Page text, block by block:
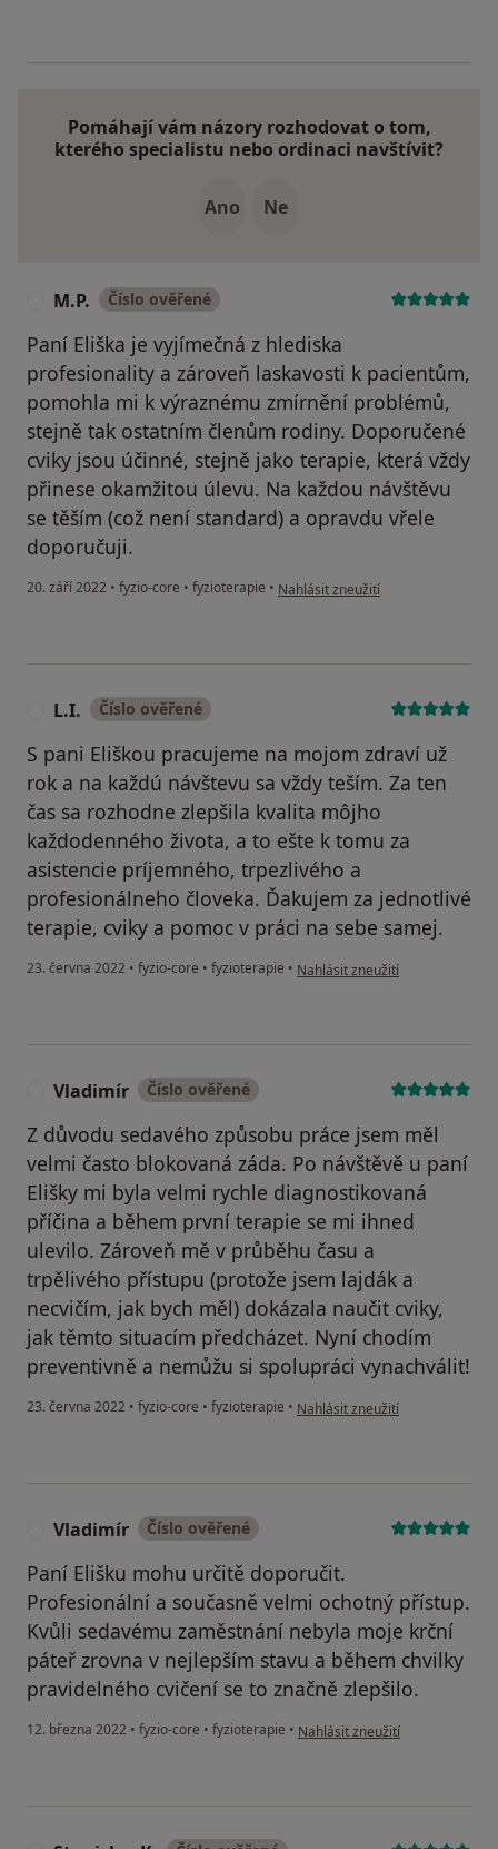
Pomáhají vám názory rozhodovat o tom,
kterého specialistu nebo ordinaci navštívit?
Ano Ne
M.P. Číslo ověřené
Paní Eliška je vyjímečná z hlediska
profesionality a zároveň laskavosti k pacientům,
pomohla mi k výraznému zmírnění problémů,
stejně tak ostatním členům rodiny. Doporučené
cviky jsou účinné, stejně jako terapie, která vždy
přinese okamžitou úlevu. Na každou návštěvu
se těším (což není standard) a opravdu vřele
doporučuji.
20. září 2022 • fyzio-core • fyzioterapie • podle názoru uživatele M.P.
Nahlásit zneužití
L.I. Číslo ověřené
S pani Eliškou pracujeme na mojom zdraví už
rok a na každú návštevu sa vždy teším. Za ten
čas sa rozhodne zlepšila kvalita môjho
každodenného života, a to ešte k tomu za
asistencie príjemného, trpezlivého a
profesionálneho človeka. Ďakujem za jednotlivé
terapie, cviky a pomoc v práci na sebe samej.
23. června 2022 • fyzio-core • fyzioterapie • podle názoru uživatele L.I.
Nahlásit zneužití
Vladimír Číslo ověřené
Z důvodu sedavého způsobu práce jsem měl
velmi často blokovaná záda. Po návštěvě u paní
Elišky mi byla velmi rychle diagnostikovaná
příčina a během první terapie se mi ihned
ulevilo. Zároveň mě v průběhu času a
trpělivého přístupu (protože jsem lajdák a
necvičím, jak bych měl) dokázala naučit cviky,
jak těmto situacím předcházet. Nyní chodím
preventivně a nemůžu si spolupráci vynachválit!
23. června 2022 • fyzio-core • fyzioterapie • podle názoru uživatele Vladimír
Nahlásit zneužití
Vladimír Číslo ověřené
Paní Elišku mohu určitě doporučit.
Profesionální a současně velmi ochotný přístup.
Kvůli sedavému zaměstnání nebyla moje krční
páteř zrovna v nejlepším stavu a během chvilky
pravidelného cvičení se to značně zlepšilo.
12. března 2022 • fyzio-core • fyzioterapie • podle názoru uživatele Vladimír
Nahlásit zneužití